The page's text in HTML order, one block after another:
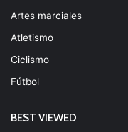
Artes marciales
Atletismo
Ciclismo
Fútbol
BEST VIEWED